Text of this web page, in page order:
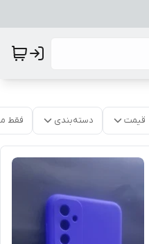
قیمت دسته‌بندی فقط